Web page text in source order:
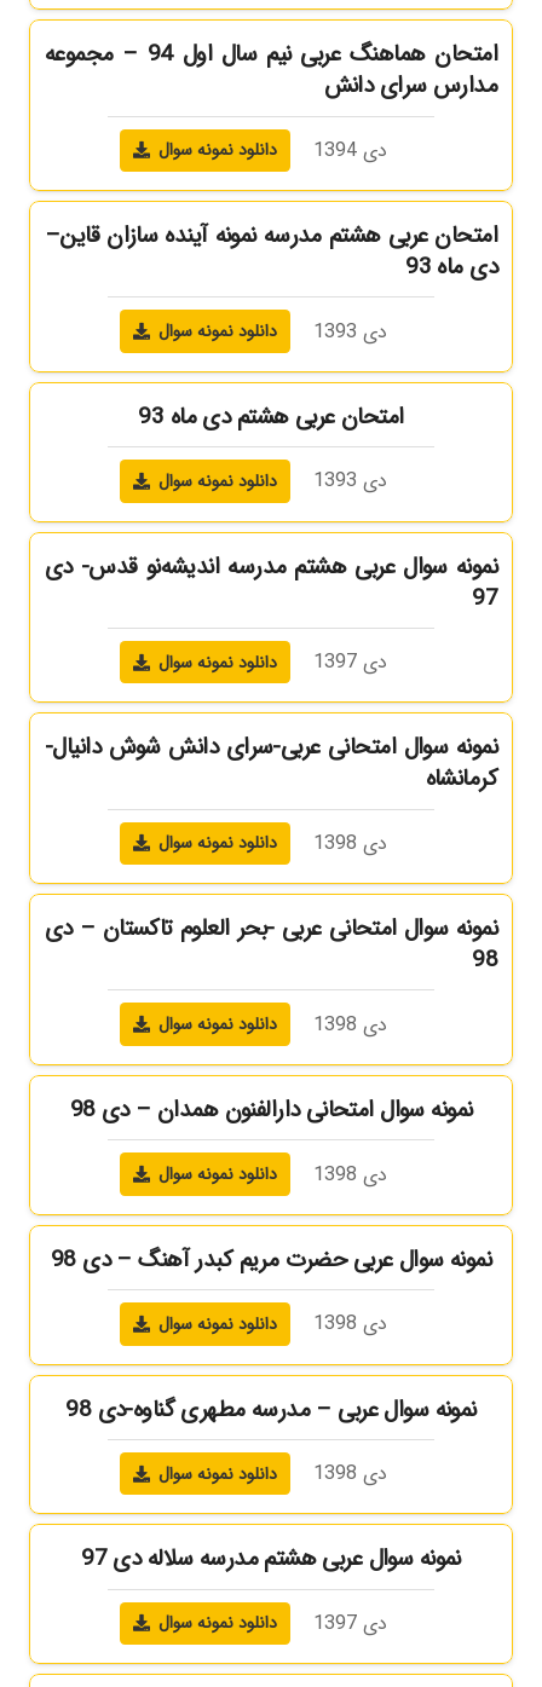
امتحان هماهنگ عربی نیم سال اول 94 – مجموعه
مدارس سرای دانش
دی 1394 دانلود نمونه سوال
امتحان عربی هشتم مدرسه نمونه آینده سازان قاین–
دی ماه 93
دی 1393 دانلود نمونه سوال
امتحان عربی هشتم دی ماه 93
دی 1393 دانلود نمونه سوال
نمونه سوال عربی هشتم مدرسه اندیشه‌نو قدس- دی
97
دی 1397 دانلود نمونه سوال
نمونه سوال امتحانی عربی-سرای دانش شوش دانیال-
کرمانشاه
دی 1398 دانلود نمونه سوال
نمونه سوال امتحانی عربی -بحر العلوم تاکستان – دی
98
دی 1398 دانلود نمونه سوال
نمونه سوال امتحانی دارالفنون همدان – دی 98
دی 1398 دانلود نمونه سوال
نمونه سوال عربی حضرت مریم کبدر آهنگ – دی 98
دی 1398 دانلود نمونه سوال
نمونه سوال عربی – مدرسه مطهری گناوه-دی 98
دی 1398 دانلود نمونه سوال
نمونه سوال عربی هشتم مدرسه سلاله دی 97
دی 1397 دانلود نمونه سوال